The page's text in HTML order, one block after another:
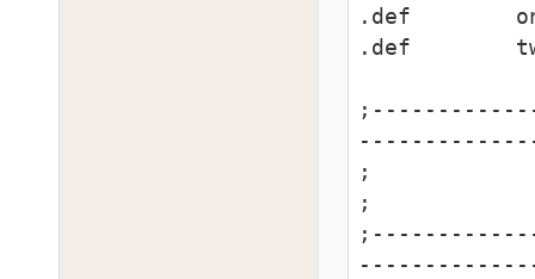
.def
.def
;
;